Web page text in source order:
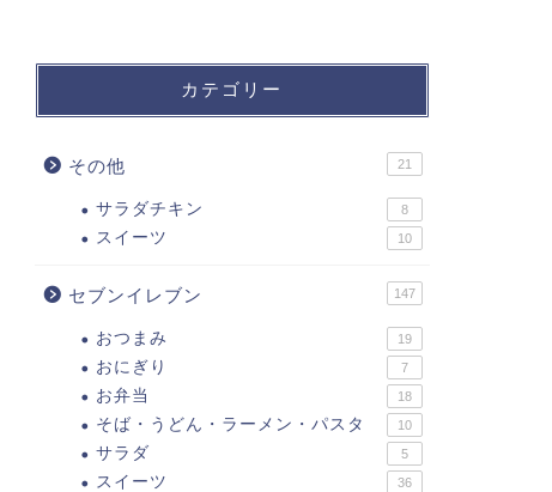
カテゴリー
その他 21
サラダチキン 8
スイーツ 10
セブンイレブン 147
おつまみ 19
おにぎり 7
お弁当 18
そば・うどん・ラーメン・パスタ 10
サラダ 5
スイーツ 36